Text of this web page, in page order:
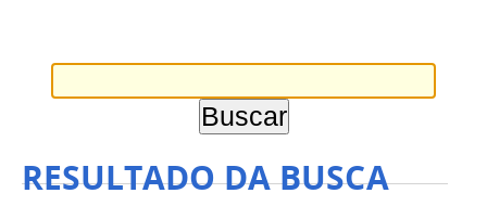
RESULTADO DA BUSCA